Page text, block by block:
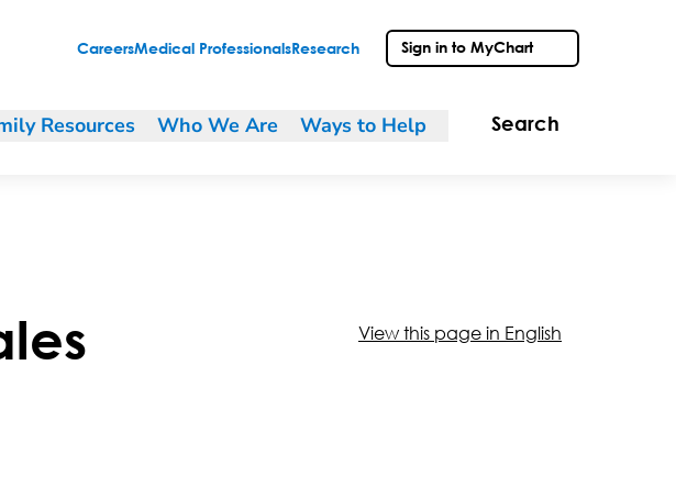
CareersMedical Professionals Research Sign in to MyChart
Resources Who We Are Ways to Help Search
View this page in English